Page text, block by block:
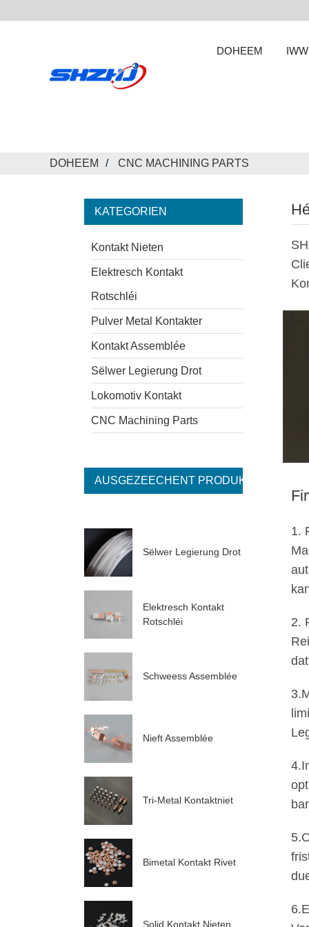
DOHEEM
DOHEEM CNC MACHINING PARTS
KATEGORIEN
Kontakt Nieten
Elektresch Kontakt
Rotschléi
Pulver Metal Kontakter
Kontakt Assemblée
Sëlwer Legierung Drot
Lokomotiv Kontakt
CNC Machining Parts
AUSGEZEECHENT PRODUKTER
Sëlwer Legierung Drot
Elektresch Kontakt
Rotschléi
Schweess Assemblée
Nieft Assemblée
Tri-Metal Kontaktniet
Bimetal Kontakt Rivet
Solid Kontakt Nieten
1.
2.